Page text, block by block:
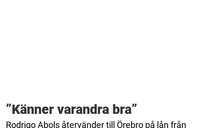
”Känner varandra bra”
Rodrigo Abols återvänder till Örebro på lån från